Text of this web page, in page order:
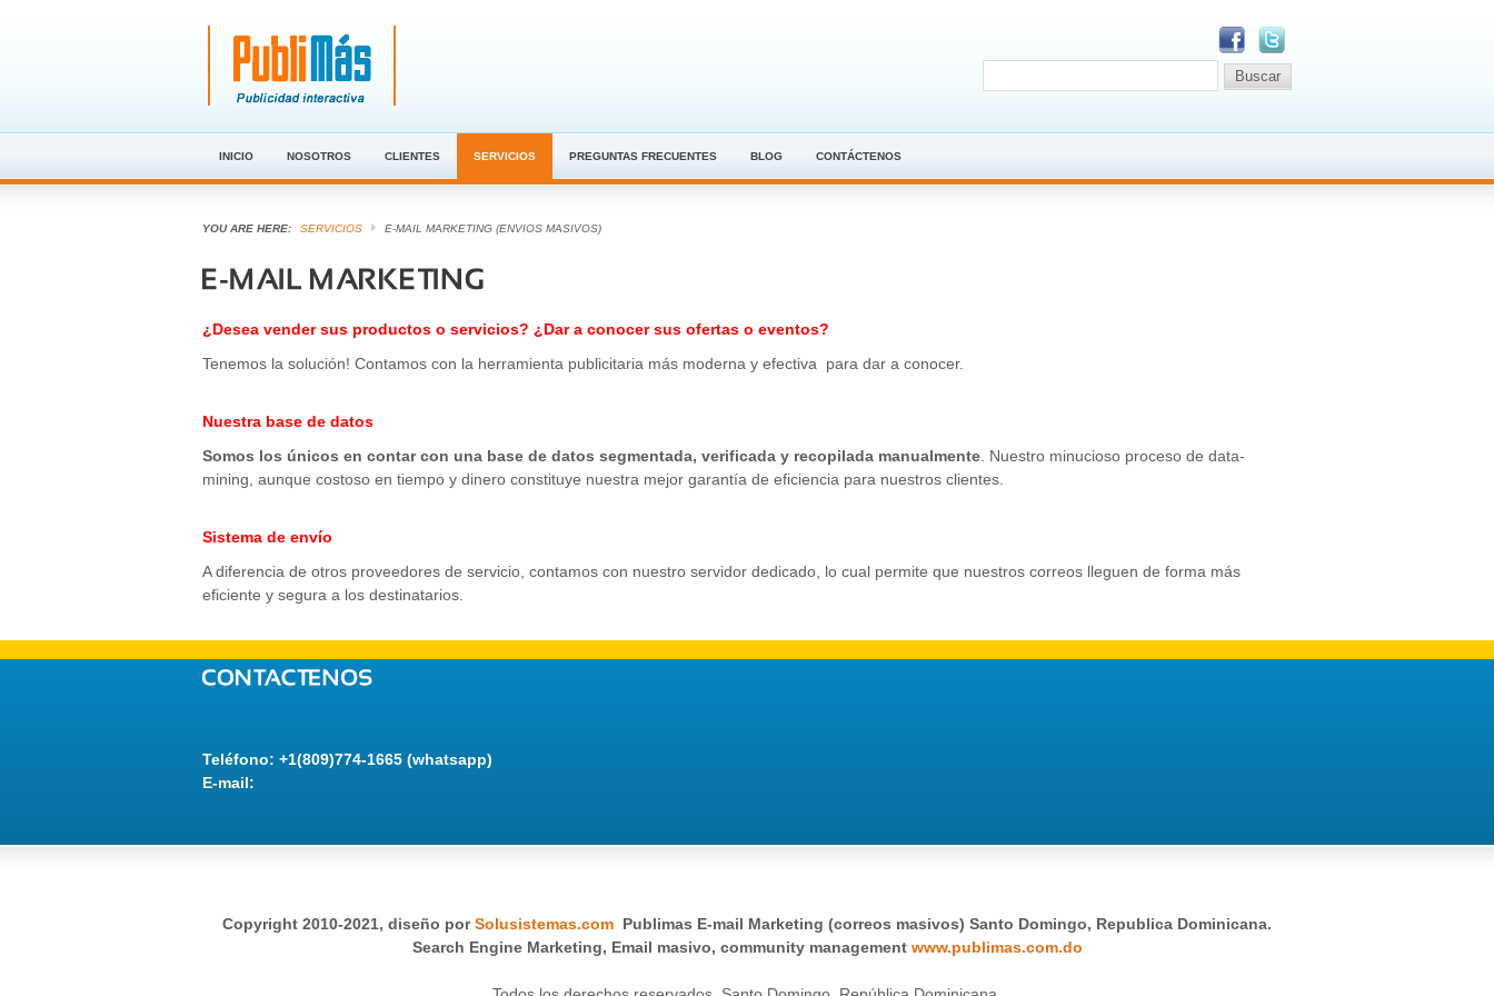
INICIO NOSOTROS CLIENTES SERVICIOS PREGUNTAS FRECUENTES BLOG CONTÁCTENOS
YOU ARE HERE: SERVICIOS E-MAIL MARKETING (ENVIOS MASIVOS)
¿Desea vender sus productos o servicios? ¿Dar a conocer sus ofertas o eventos?
Tenemos la solución! Contamos con la herramienta publicitaria más moderna y efectiva para dar a conocer.
Nuestra base de datos
Somos los únicos en contar con una base de datos segmentada, verificada y recopilada manualmente . Nuestro minucioso proceso de data-
mining, aunque costoso en tiempo y dinero constituye nuestra mejor garantía de eficiencia para nuestros clientes.
Sistema de envío
A diferencia de otros proveedores de servicio, contamos con nuestro servidor dedicado, lo cual permite que nuestros correos lleguen de forma más
eficiente y segura a los destinatarios.
Teléfono: +1(809)774-1665 (whatsapp)
E-mail:
Copyright 2010-2021, diseño porSolusistemas.com Publimas E-mail Marketing (correos masivos) Santo Domingo, Republica Dominicana.
Search Engine Marketing, Email masivo, community management www.publimas.com.do